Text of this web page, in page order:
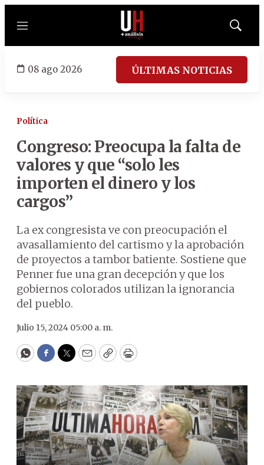
Menú
Mostrar
08 ago 2026 ÚLTIMAS NOTICIAS
Política
Congreso: Preocupa la falta de
valores y que “solo les
importen el dinero y los
cargos”
La ex congresista ve con preocupación el
avasallamiento del cartismo y la aprobación
de proyectos a tambor batiente. Sostiene que
Penner fue una gran decepción y que los
gobiernos colorados utilizan la ignorancia
del pueblo.
Julio 15, 2024 05:00 a. m.
WhatsApp
Facebook
Twitter
EmailCopyPrint